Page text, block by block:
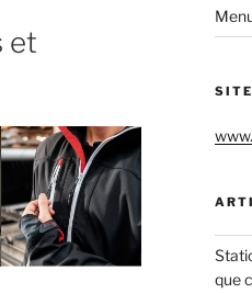
et
que